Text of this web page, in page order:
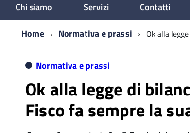
Chi siamo Servizi Contatti
Home
Normativa e prassi Ok alla
Normativa e prassi
Ok alla legge di
Fisco fa sempre la